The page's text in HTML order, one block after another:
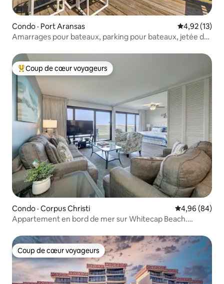
Condo · Port Aransas Note
4,92 (13)
Amarrages pour bateaux, parking pour bateaux, jetée de
Coup de cœur voyageurs parmi les plus aimés
Coup de cœur voyageurs
Condo · Corpus Christi Note
4,96 (84)
Appartement en bord de mer sur Whitecap Beach.
Coup de cœur voyageurs
Coup de cœur voyageurs